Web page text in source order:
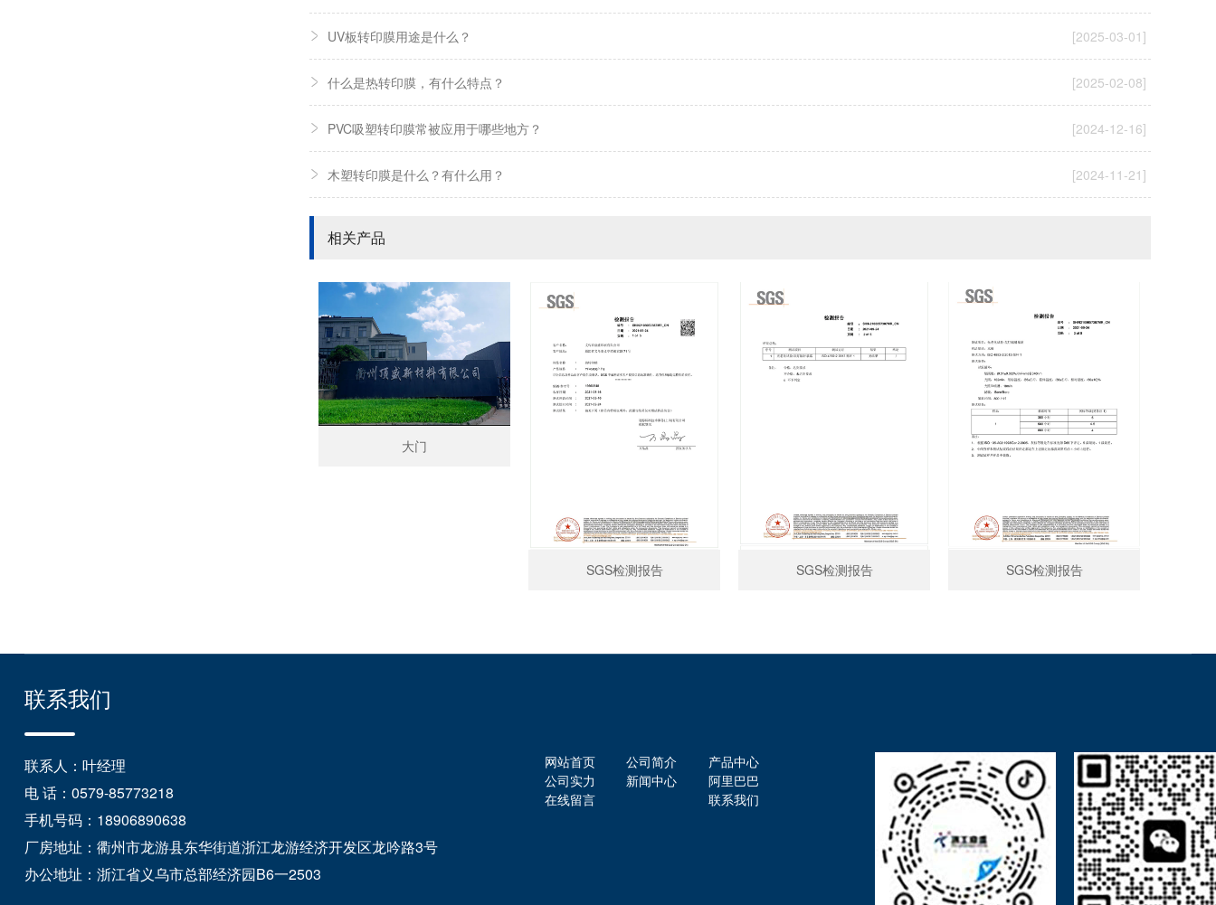
[2025-03-01]
UV板转印膜用途是什么？
[2025-02-08]
什么是热转印膜，有什么特点？
[2024-12-16]
PVC吸塑转印膜常被应用于哪些地方？
[2024-11-21]
木塑转印膜是什么？有什么用？
相关产品
大门
SGS检测报告 SGS检测报告 SGS检测报告
联系我们
联系人：叶经理
电 话：0579-85773218
手机号码：18906890638
厂房地址：衢州市龙游县东华街道浙江龙游经济开发区龙吟路3号
办公地址：浙江省义乌市总部经济园B6一2503
网站首页 公司简介
产品中心
公司实力
新闻中心
阿里巴巴
在线留言
联系我们